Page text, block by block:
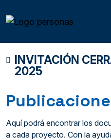
INVITACIÓN
2025
Aquí podrá encontrar los
a cada proyecto. Con la